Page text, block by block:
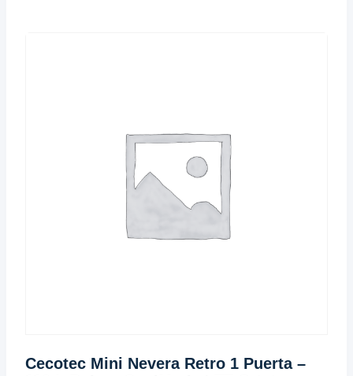
Cecotec Mini Nevera Retro 1 Puerta –